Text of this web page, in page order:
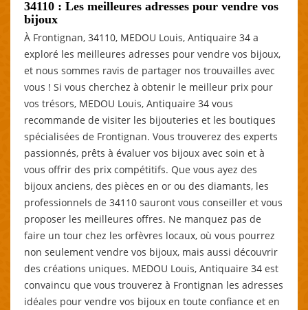
34110 : Les meilleures adresses pour vendre vos
bijoux
À Frontignan, 34110, MEDOU Louis, Antiquaire 34 a
exploré les meilleures adresses pour vendre vos bijoux,
et nous sommes ravis de partager nos trouvailles avec
vous ! Si vous cherchez à obtenir le meilleur prix pour
vos trésors, MEDOU Louis, Antiquaire 34 vous
recommande de visiter les bijouteries et les boutiques
spécialisées de Frontignan. Vous trouverez des experts
passionnés, prêts à évaluer vos bijoux avec soin et à
vous offrir des prix compétitifs. Que vous ayez des
bijoux anciens, des pièces en or ou des diamants, les
professionnels de 34110 sauront vous conseiller et vous
proposer les meilleures offres. Ne manquez pas de
faire un tour chez les orfèvres locaux, où vous pourrez
non seulement vendre vos bijoux, mais aussi découvrir
des créations uniques. MEDOU Louis, Antiquaire 34 est
convaincu que vous trouverez à Frontignan les adresses
idéales pour vendre vos bijoux en toute confiance et en